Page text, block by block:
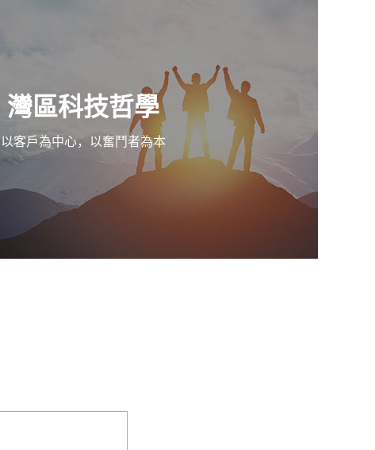
灣區科技哲學
以客戶為中心，以奮鬥者為本